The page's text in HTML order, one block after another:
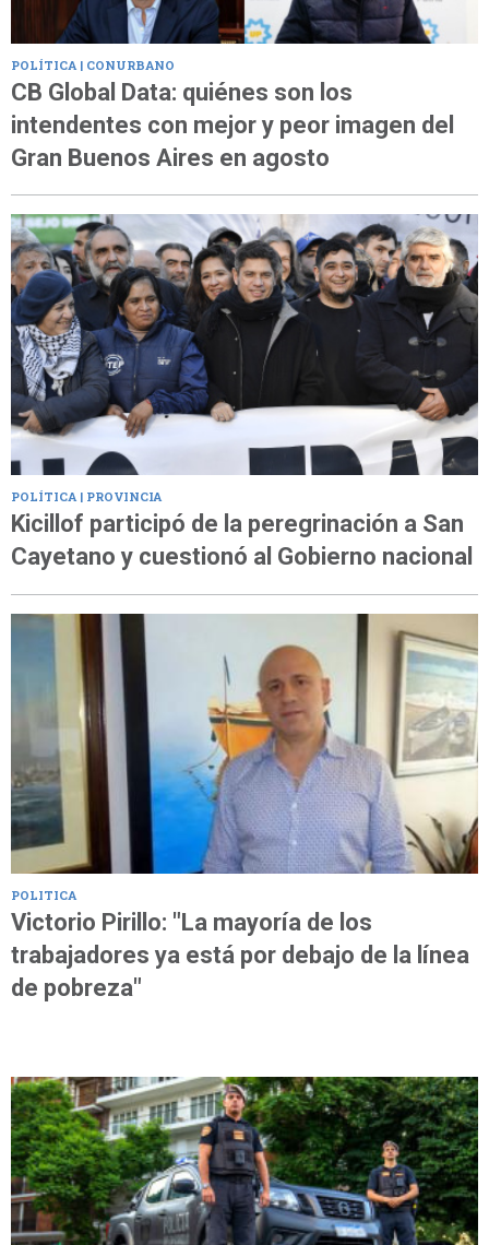
POLÍTICA | CONURBANO
CB Global Data: quiénes son los
intendentes con mejor y peor imagen del
Gran Buenos Aires en agosto
POLÍTICA | PROVINCIA
Kicillof participó de la peregrinación a San
Cayetano y cuestionó al Gobierno nacional
POLITICA
Victorio Pirillo: "La mayoría de los
trabajadores ya está por debajo de la línea
de pobreza"